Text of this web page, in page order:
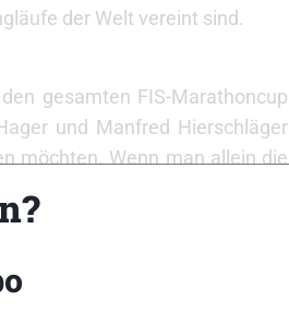
der Welt vereint sind.
gesamten FIS-Marathoncup
und Manfred Hierschläger
möchten. Wenn man allein die
2009) und Martin Larsson
Osttirol kommen, betrachtet,
Vasalaufsieger am Start des
Bruno Carrara, Fabio